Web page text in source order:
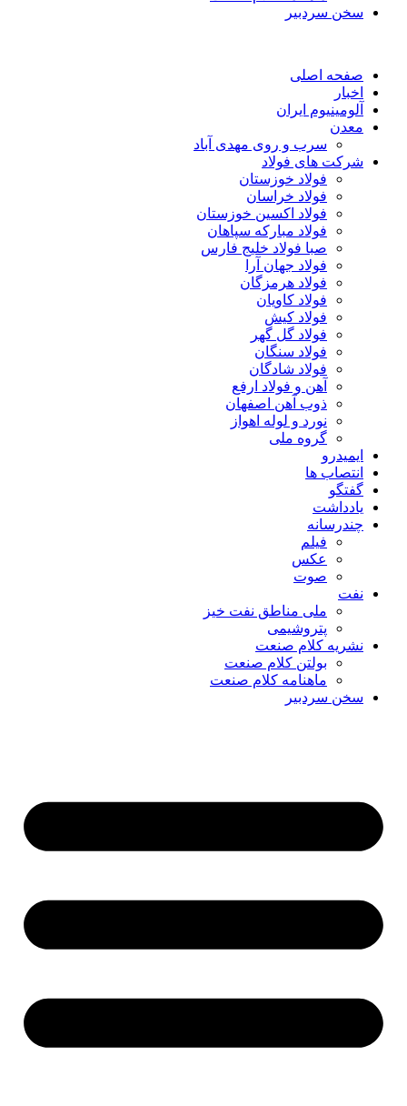
سخن سردبیر
صفحه اصلی
اخبار
آلومینیوم ایران
معدن
سرب و روی مهدی آباد
شرکت های فولاد
فولاد خوزستان
فولاد خراسان
فولاد اکسین خوزستان
فولاد مبارکه سپاهان
صبا فولاد خلیج فارس
فولاد جهان آرا
فولاد هرمزگان
فولاد کاویان
فولاد کیش
فولاد گل گهر
فولاد سنگان
فولاد شادگان
آهن و فولاد ارفع
ذوب آهن اصفهان
نورد و لوله اهواز
گروه ملی
ایمیدرو
انتصاب ها
گفتگو
یادداشت
چندرسانه
فیلم
عکس
صوت
نفت
ملی مناطق نفت خیز
پتروشیمی
نشریه کلام صنعت
بولتن کلام صنعت
ماهنامه کلام صنعت
سخن سردبیر